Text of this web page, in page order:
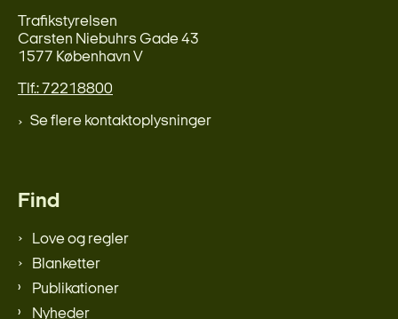
Trafikstyrelsen
Carsten Niebuhrs Gade 43
1577 København V
Tlf.: 72218800
Se flere kontaktoplysninger
Find
Love og regler
Blanketter
Publikationer
Nyheder